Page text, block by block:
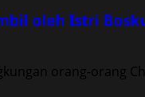
oleh Istri
orang-orang